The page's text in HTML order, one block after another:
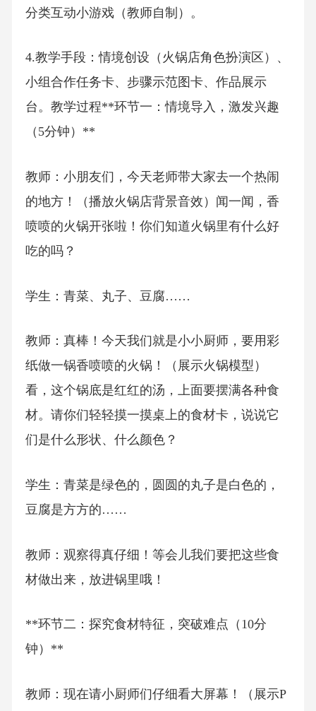
分类互动小游戏（教师自制）。
4.教学手段：情境创设（火锅店角色扮演区）、
小组合作任务卡、步骤示范图卡、作品展示
台。教学过程**环节一：情境导入，激发兴趣
（5分钟）**
教师：小朋友们，今天老师带大家去一个热闹
的地方！（播放火锅店背景音效）闻一闻，香
喷喷的火锅开张啦！你们知道火锅里有什么好
吃的吗？
学生：青菜、丸子、豆腐……
教师：真棒！今天我们就是小小厨师，要用彩
纸做一锅香喷喷的火锅！（展示火锅模型）
看，这个锅底是红红的汤，上面要摆满各种食
材。请你们轻轻摸一摸桌上的食材卡，说说它
们是什么形状、什么颜色？
学生：青菜是绿色的，圆圆的丸子是白色的，
豆腐是方方的……
教师：观察得真仔细！等会儿我们要把这些食
材做出来，放进锅里哦！
**环节二：探究食材特征，突破难点（10分
钟）**
教师：现在请小厨师们仔细看大屏幕！（展示P